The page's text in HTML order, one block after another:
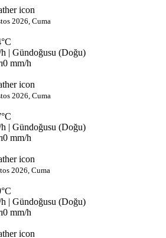
2026, Cuma
| Gündoğusu (Doğu)
0 mm/h
2026, Cuma
| Gündoğusu (Doğu)
0 mm/h
2026, Cuma
| Gündoğusu (Doğu)
0 mm/h